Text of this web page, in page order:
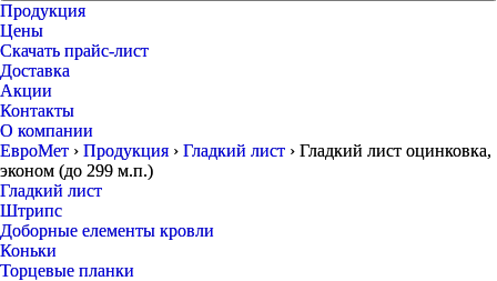
Продукция
Цены
Скачать прайс-лист
Доставка
Акции
Контакты
О компании
ЕвроМет › Продукция › Гладкий лист › Гладкий лист оцинковка,
эконом (до 299 м.п.)
Гладкий лист
Штрипс
Доборные елементы кровли
Коньки
Торцевые планки